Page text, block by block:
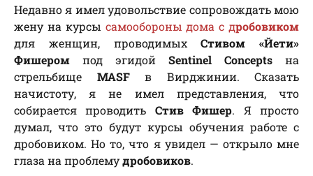
Недавно я имел удовольствие сопровождать мою
жену на курсы самообороны дома с дробовиком
для женщин, проводимыхСтивом «Йети»
Фишером под эгидой Sentinel Concepts на
стрельбище MASFв Вирджинии. Сказать
начистоту, я не имел представления, что
собирается проводить Стив Фишер. Я просто
думал, что это будут курсы обучения работе с
дробовиком. Но то, что я увидел — открыло мне
глаза на проблемудробовиков.